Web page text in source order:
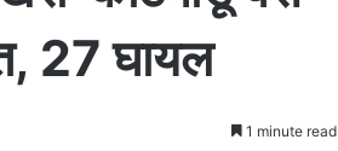
27 घायल
1 minute read